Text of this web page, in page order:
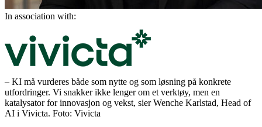
In association with:
– KI må vurderes både som nytte og som løsning på konkrete
utfordringer. Vi snakker ikke lenger om et verktøy, men en
katalysator for innovasjon og vekst, sier Wenche Karlstad, Head of
AI i Vivicta. Foto: Vivicta